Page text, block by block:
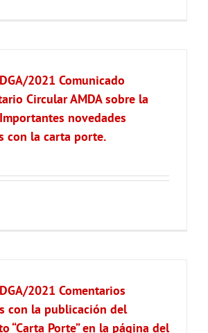
2021 Comunicado
Circular AMDA sobre la
novedades
con la carta porte.
2021 Comentarios
con la publicación del
“Carta Porte” en la página del